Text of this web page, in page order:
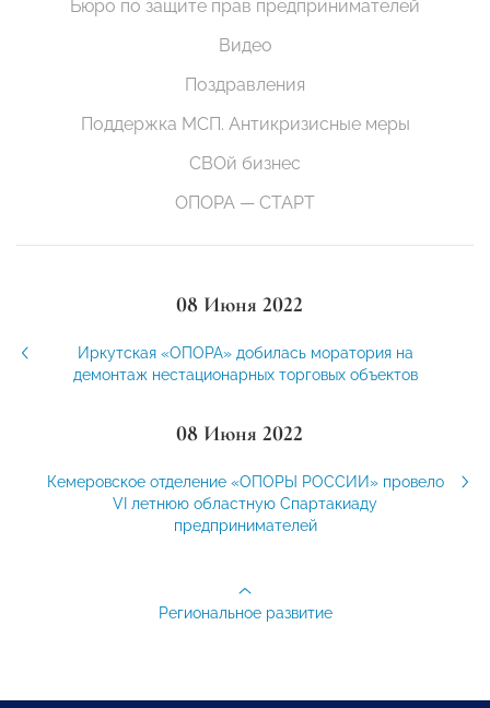
Бюро по защите прав предпринимателей
Видео
Поздравления
Поддержка МСП. Антикризисные меры
СВОй бизнес
ОПОРА — СТАРТ
08 Июня 2022
Иркутская «ОПОРА» добилась моратория на
демонтаж нестационарных торговых объектов
08 Июня 2022
Кемеровское отделение «ОПОРЫ РОССИИ» провело
VI летнюю областную Спартакиаду
предпринимателей
Региональное развитие